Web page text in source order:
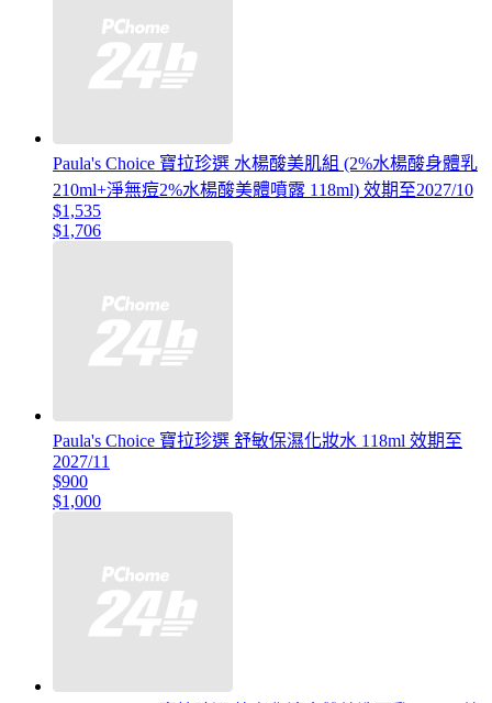
Paula's Choice 寶拉珍選 水楊酸美肌組 (2%水楊酸身體乳
210ml+淨無痘2%水楊酸美體噴露 118ml) 效期至2027/10
$1,535
$1,706
Paula's Choice 寶拉珍選 舒敏保濕化妝水 118ml 效期至
2027/11
$900
$1,000